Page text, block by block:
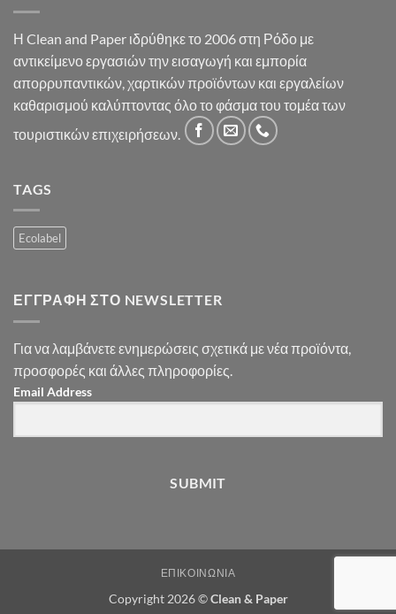
Η Clean and Paper ιδρύθηκε το 2006 στη Ρόδο με
αντικείμενο εργασιών την εισαγωγή και εμπορία
απορρυπαντικών, χαρτικών προϊόντων και εργαλείων
καθαρισμού καλύπτοντας όλο το φάσμα του τομέα των
τουριστικών επιχειρήσεων.
TAGS
Ecolabel
ΕΓΓΡΑΦΉ ΣΤΟ NEWSLETTER
Για να λαμβάνετε ενημερώσεις σχετικά με νέα προϊόντα,
προσφορές και άλλες πληροφορίες.
Email Address
SUBMIT
ΕΠΙΚΟΙΝΩΝΊΑ
Copyright 2026 ©Clean & Paper